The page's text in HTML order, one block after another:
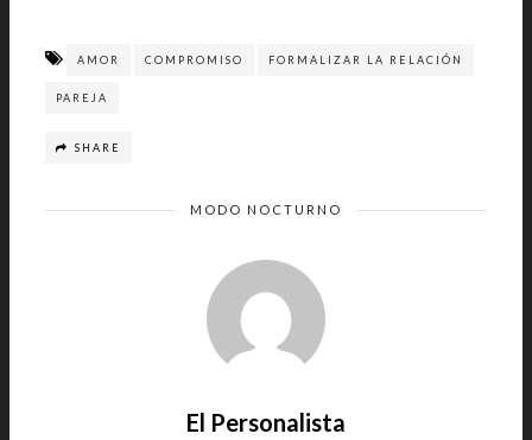
AMOR COMPROMISO FORMALIZAR LA RELACIÓN
PAREJA
SHARE
MODO NOCTURNO
El Personalista